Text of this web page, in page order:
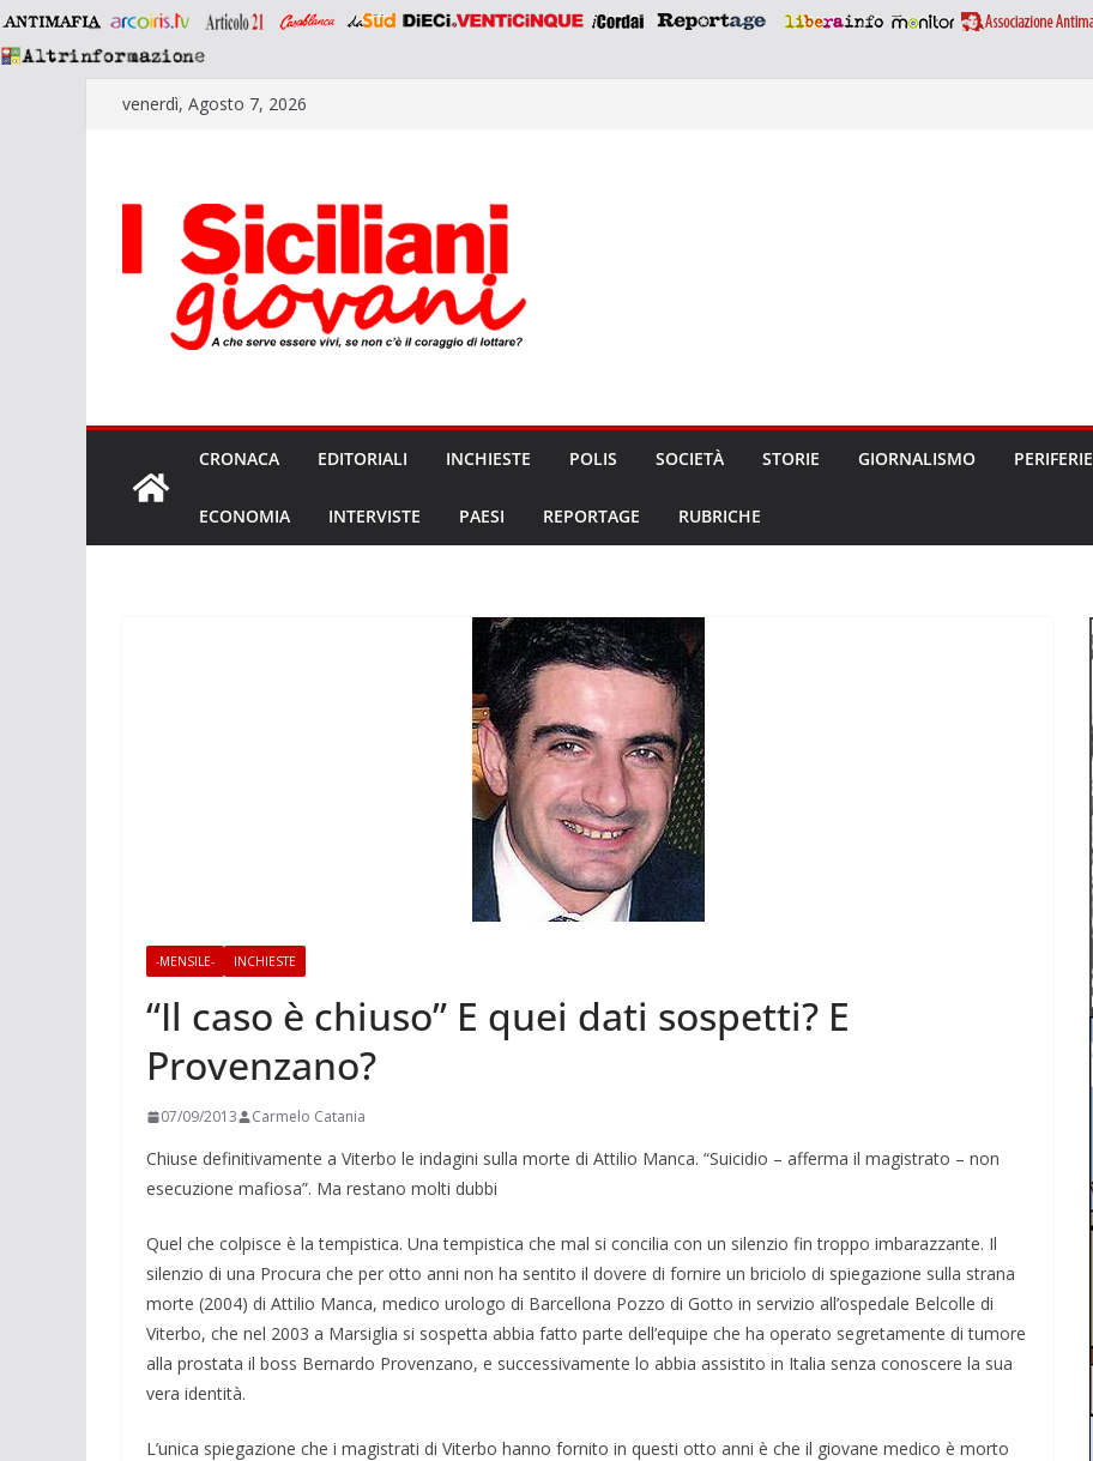
Saltavenerdì, Agosto 7, 2026
CRONACA EDITORIALI INCHIESTE POLIS SOCIETÀ STORIE GIORNALISMO PERIFERIE
ECONOMIA INTERVISTE PAESI REPORTAGE RUBRICHE
-MENSILE- INCHIESTE
“Il caso è chiuso” E quei dati sospetti? E
Provenzano?
07/09/2013 Carmelo Catania
Chiuse definitivamente a Viterbo le indagini sulla morte di Atti­lio Manca. “Suicidio – af­ferma il magistrato – non
esecuzione mafio­sa”. Ma restano molti dubbi
Quel che colpisce è la tempistica. Una tempistica che mal si concilia con un silenzio fin troppo imbarazzante. Il
silenzio di una Procura che per otto anni non ha sentito il dovere di fornire un briciolo di spiegazione sulla strana
morte (2004) di Attilio Manca, medico urologo di Barcellona Pozzo di Gotto in servizio all’ospedale Belcolle di
Viterbo, che nel 2003 a Marsiglia si sospetta abbia fatto parte dell’equipe che ha operato segretamente di tumore
alla prostata il boss Bernardo Provenzano, e successivamente lo abbia assistito in Italia senza conoscere la sua
vera identità.
L’unica spiegazione che i magistrati di Viterbo hanno fornito in questi otto anni è che il giovane medico è morto